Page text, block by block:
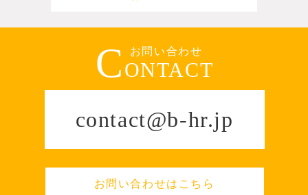
CONTACT
お問い合わせ
contact@b-hr.jp
お問い合わせはこちら